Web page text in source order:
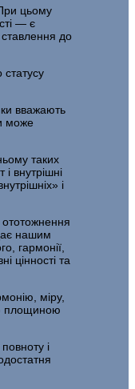
цьому
— є
до
вважають
може
таких
внутрішні
і
нашим
гармонії,
цінності та
міру,
площиною
і